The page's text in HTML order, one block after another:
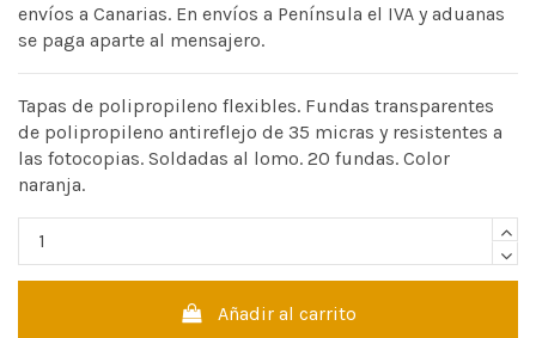
envíos a Canarias. En envíos a Península el IVA y aduanas
se paga aparte al mensajero.
Tapas de polipropileno flexibles. Fundas transparentes
de polipropileno antireflejo de 35 micras y resistentes a
las fotocopias. Soldadas al lomo. 20 fundas. Color
naranja.
Añadir al carrito